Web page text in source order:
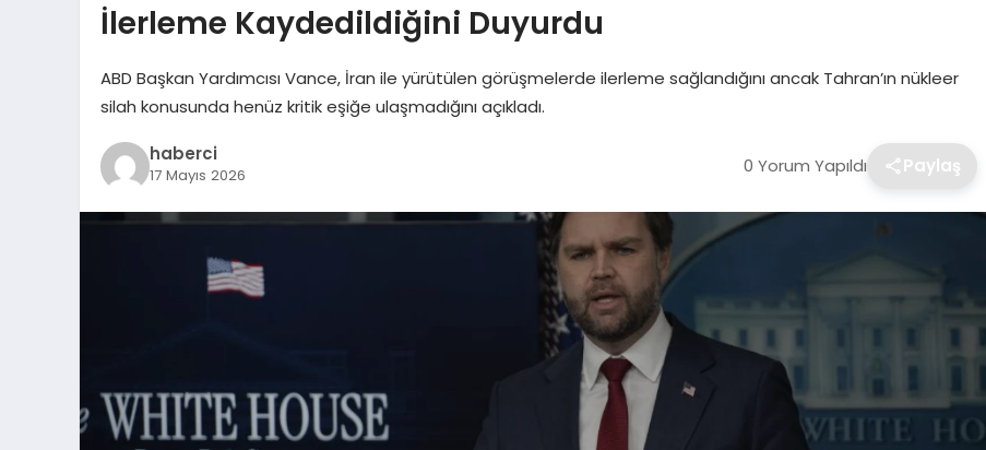
İlerleme Kaydedildiğini Duyurdu
ABD Başkan Yardımcısı Vance, İran ile yürütülen görüşmelerde ilerleme sağlandığını ancak Tahran’ın nükleer
silah konusunda henüz kritik eşiğe ulaşmadığını açıkladı.
haberci
17 Mayıs 2026 0 Yorum Yapıldı Paylaş